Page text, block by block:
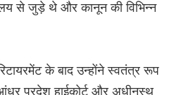
से जुड़े थे और कानून की विभिन्न
के बाद उन्होंने स्वतंत्र रूप
प्रदेश हाईकोर्ट और अधीनस्थ